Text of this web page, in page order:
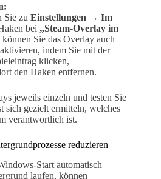
Sie zu Einstellungen → Im
bei „Steam-Overlay im
Sie das Overlay auch
indem Sie mit der
klicken,
den Haken entfernen.
jeweils einzeln und testen Sie
sich gezielt ermitteln, welches
verantwortlich ist.
reduzieren
Start automatisch
laufen, können